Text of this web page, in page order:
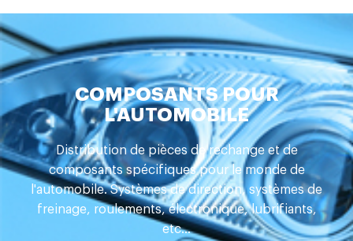
COMPOSANTS POUR
L'AUTOMOBILE
Distribution de pièces de rechange et de
composants spécifiques pour le monde de
l'automobile. Systèmes de direction, systèmes de
freinage, roulements, électronique, lubrifiants,
etc...